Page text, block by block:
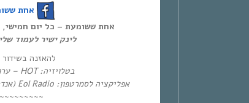
אחת
אחת ששומעת – כל יום חמישי, 12:00-14:00,
לינק ישיר לעמוד
להאזנה בשידור
בטלויזיה: HOT – ערוץ 87 | YES – ערוץ 71
אפליקציה לסמרטפון: Eol Radio (אנדרואיד/אייפון) או באפליקציית